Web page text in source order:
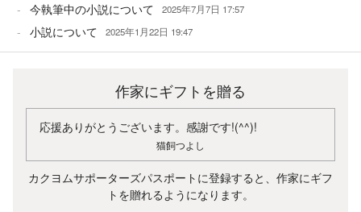
今執筆中の小説について 2025年7月7日 17:57
小説について 2025年1月22日 19:47
作家にギフトを贈る
応援ありがとうございます。感謝です!(^^)!
猫飼つよし
カクヨムサポーターズパスポートに登録すると、作家にギフ
トを贈れるようになります。